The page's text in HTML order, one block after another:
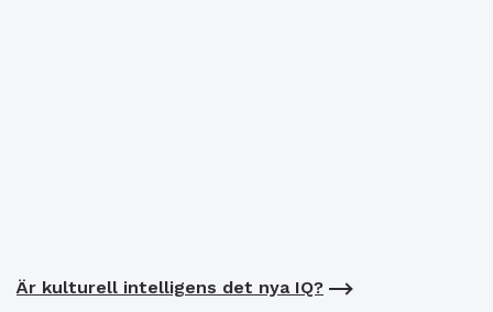
Är kulturell intelligens det nya IQ?